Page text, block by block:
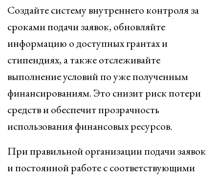
Создайте систему внутреннего контроля за
сроками подачи заявок, обновляйте
информацию о доступных грантах и
стипендиях, а также отслеживайте
выполнение условий по уже полученным
финансированиям. Это снизит риск потери
средств и обеспечит прозрачность
использования финансовых ресурсов.
При правильной организации подачи заявок
и постоянной работе с соответствующими